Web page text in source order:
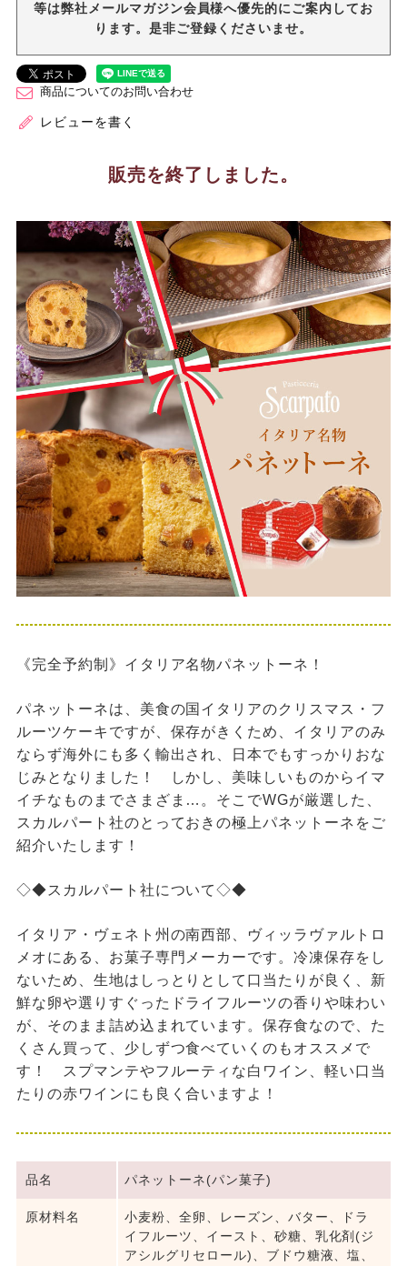
等は弊社メールマガジン会員様へ優先的にご案内してお
ります。是非ご登録くださいませ。
商品についてのお問い合わせ
レビューを書く
販売を終了しました。
《完全予約制》イタリア名物パネットーネ！
パネットーネは、美食の国イタリアのクリスマス・フ
ルーツケーキですが、保存がきくため、イタリアのみ
ならず海外にも多く輸出され、日本でもすっかりおな
じみとなりました！ しかし、美味しいものからイマ
イチなものまでさまざま…。そこでWGが厳選した、
スカルパート社のとっておきの極上パネットーネをご
紹介いたします！
◇◆スカルパート社について◇◆
イタリア・ヴェネト州の南西部、ヴィッラヴァルトロ
メオにある、お菓子専門メーカーです。冷凍保存をし
ないため、生地はしっとりとして口当たりが良く、新
鮮な卵や選りすぐったドライフルーツの香りや味わい
が、そのまま詰め込まれています。保存食なので、た
くさん買って、少しずつ食べていくのもオススメで
す！ スプマンテやフルーティな白ワイン、軽い口当
たりの赤ワインにも良く合いますよ！
品名 パネットーネ(パン菓子)
原材料名
小麦粉、全卵、レーズン、バター、ドラ
イフルーツ、イースト、砂糖、乳化剤(ジ
アシルグリセロール)、ブドウ糖液、塩、